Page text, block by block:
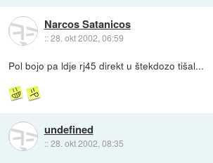
Narcos Satanicos
::28. okt 2002, 06:59
Pol bojo pa ldje rj45 direkt u štekdozo tišal...
undefined
::28. okt 2002, 08:35